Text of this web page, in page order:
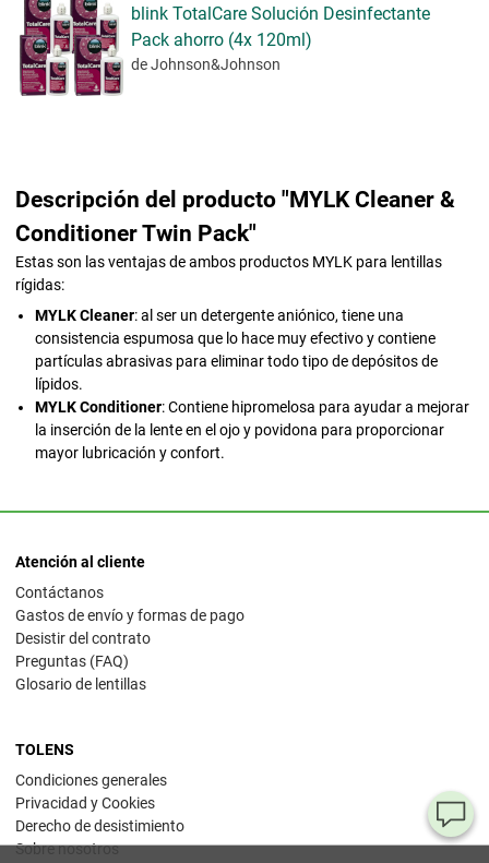
blink TotalCare Solución Desinfectante
Pack ahorro (4x 120ml)
de Johnson&Johnson
Descripción del producto "MYLK Cleaner &
Conditioner Twin Pack"
Estas son las ventajas de ambos productos MYLK para lentillas
rígidas:
MYLK Cleaner: al ser un detergente aniónico, tiene una
consistencia espumosa que lo hace muy efectivo y contiene
partículas abrasivas para eliminar todo tipo de depósitos de
lípidos.
MYLK Conditioner: Contiene hipromelosa para ayudar a mejorar
la inserción de la lente en el ojo y povidona para proporcionar
mayor lubricación y confort.
Atención al cliente
Contáctanos
Gastos de envío y formas de pago
Desistir del contrato
Preguntas (FAQ)
Glosario de lentillas
TOLENS
Condiciones generales
Privacidad y Cookies
Derecho de desistimiento
Sobre nosotros